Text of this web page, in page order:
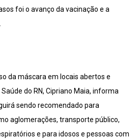
foi o avanço da vacinação e a
da máscara em locais abertos e
do RN, Cipriano Maia, informa
sendo recomendado para
aglomerações, transporte público,
e para idosos e pessoas com